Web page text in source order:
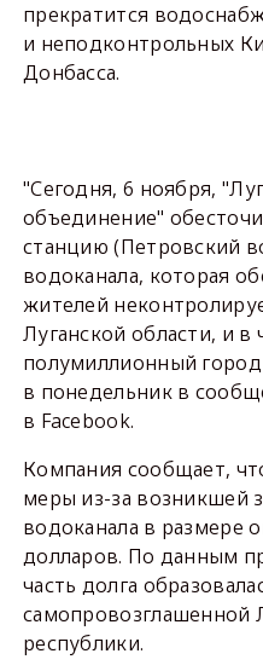
прекратится
и неподконтрольных
Донбасса.
"Сегодня, 6 ноября,
объединение"
станцию (Петровский
водоканала, которая
жителей
Луганской области, и в
полумиллионный
в понедельник в
в Facebook.
Компания сообщает,
меры из-за возникшей
водоканала в размере
долларов. По данным
часть долга
самопровозглашенной
республики.